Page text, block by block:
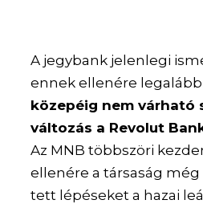
A jegybank jelenlegi
ennek ellenére legalább
közepéig nem várható
változás a Revolut
Az MNB többszöri
ellenére a társaság
tett lépéseket a hazai